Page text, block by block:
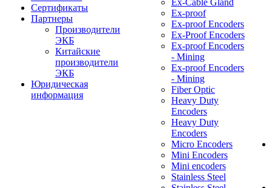
Сертификаты
Партнеры
Производители
ЭКБ
Китайские
производители
ЭКБ
Юридическая
информация
Ex-Cable Gland
Ex-proof
Ex-proof Encoders
Ex-Proof Encoders
Ex-proof Encoders
- Mining
Ex-proof Encoders
- Mining
Fiber Optic
Heavy Duty
Encoders
Heavy Duty
Encoders
Micro Encoders
Mini Encoders
Mini encoders
Stainless Steel